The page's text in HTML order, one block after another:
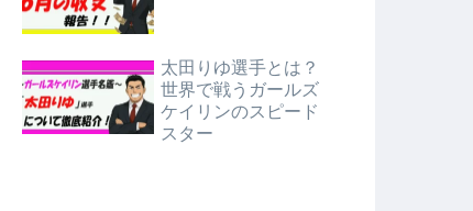
太田りゆ選手とは？
世界で戦うガールズ
ケイリンのスピード
スター